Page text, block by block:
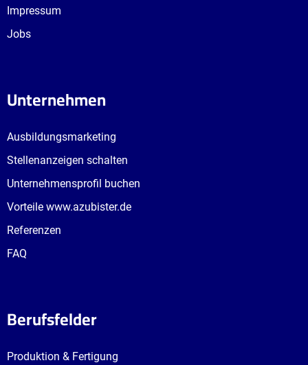
Impressum
Jobs
Unternehmen
Ausbildungsmarketing
Stellenanzeigen schalten
Unternehmensprofil buchen
Vorteile www.azubister.de
Referenzen
FAQ
Berufsfelder
Produktion & Fertigung